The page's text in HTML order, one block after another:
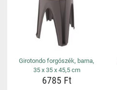
Girotondo forgószék, barna,
35 x 35 x 45,5 cm
6785 Ft